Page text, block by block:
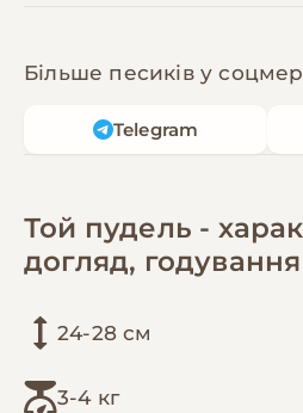
Більше песиків у
Telegram
Той пудель -
догляд,
24-28 см
3-4 кг